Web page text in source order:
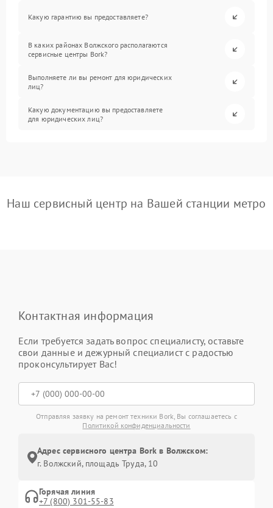
Какую гарантию вы предоставляете?
В каких районах Волжского располагаются
сервисные центры Bork?
Выполняете ли вы ремонт для юридических
лиц?
Какую документацию вы предоставляете
для юридических лиц?
Наш сервисный центр на Вашей станции метро
Контактная информация
Если требуется задать вопрос специалисту, оставьте
свои данные и дежурный специалист с радостью
проконсультирует Вас!
Отправляя заявку на ремонт техники Bork, Вы соглашаетесь с
Политикой конфиденциальности
Адрес сервисного центра Bork в Волжском:
г. Волжский, площадь Труда, 10
Горячая линия
+7 (800) 301-55-83